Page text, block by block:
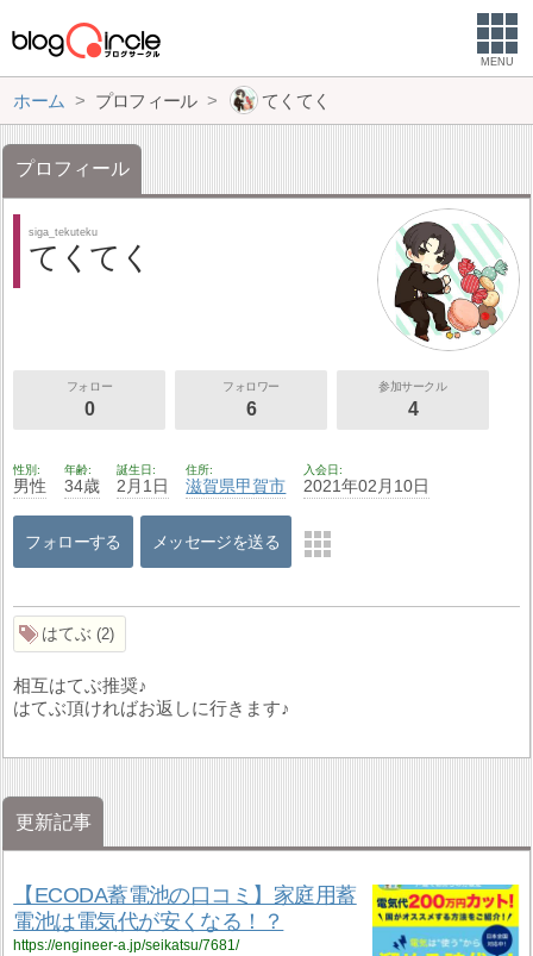
MENU
ホーム プロフィール てくてく
プロフィール
siga_tekuteku
てくてく
フォロー
0
フォロワー
6
参加サークル
4
性別
男性
年齢
34歳
誕生日
2月1日
住所
滋賀県甲賀市
入会日
2021年02月10日
フォローする メッセージを送る
はてぶ 2
相互はてぶ推奨♪
はてぶ頂ければお返しに行きます♪
更新記事
【ECODA蓄電池の口コミ】家庭用蓄
電池は電気代が安くなる！？
https://engineer-a.jp/seikatsu/7681/